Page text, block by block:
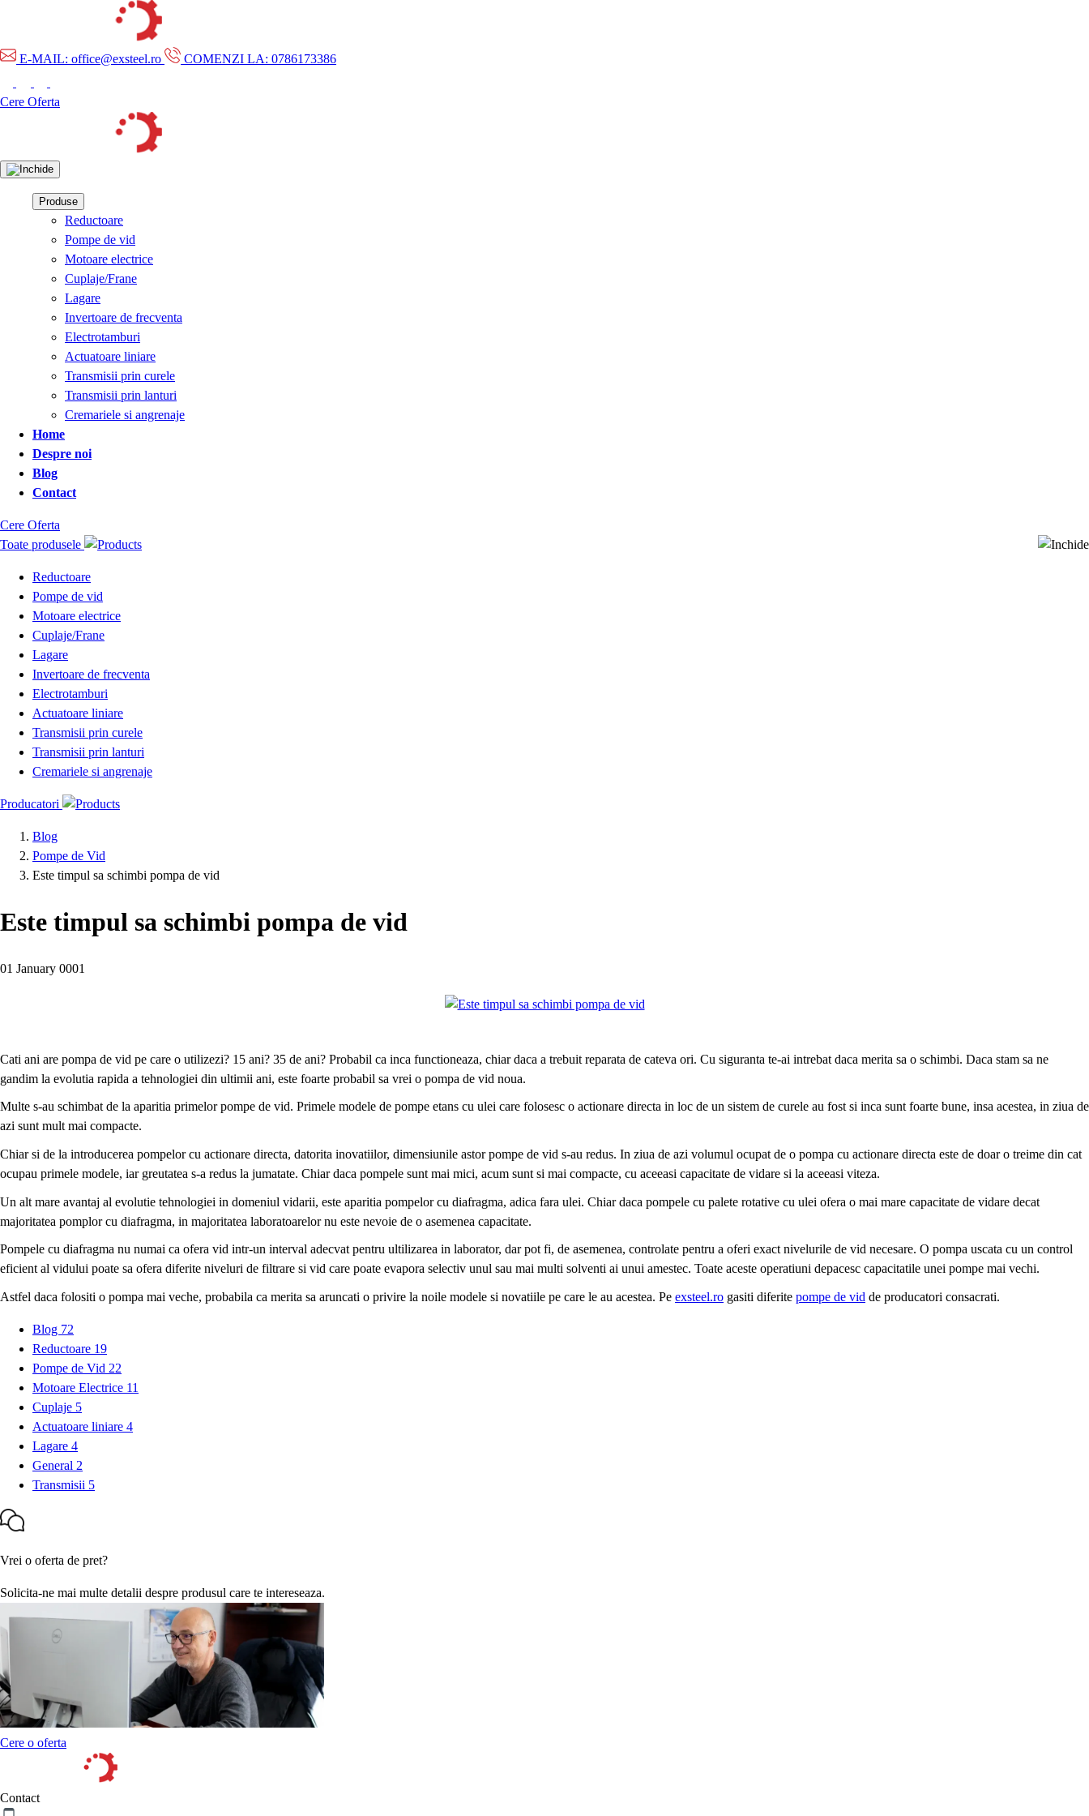
E-MAIL: office@exsteel.ro COMENZI LA: 0786173386
Cere Oferta
Produse
Reductoare
Pompe de vid
Motoare electrice
Cuplaje/Frane
Lagare
Invertoare de frecventa
Electrotamburi
Actuatoare liniare
Transmisii prin curele
Transmisii prin lanturi
Cremariele si angrenaje
Home
Despre noi
Blog
Contact
Cere Oferta
Toate produsele
Reductoare
Pompe de vid
Motoare electrice
Cuplaje/Frane
Lagare
Invertoare de frecventa
Electrotamburi
Actuatoare liniare
Transmisii prin curele
Transmisii prin lanturi
Cremariele si angrenaje
Producatori
Blog
Pompe de Vid
Este timpul sa schimbi pompa de vid
Este timpul sa schimbi pompa de vid
01 January 0001
Cati ani are pompa de vid pe care o utilizezi? 15 ani? 35 de ani? Probabil ca inca functioneaza, chiar daca a trebuit reparata de cateva ori. Cu siguranta te-ai intrebat daca merita sa o schimbi. Daca stam sa ne
gandim la evolutia rapida a tehnologiei din ultimii ani, este foarte probabil sa vrei o pompa de vid noua.
Multe s-au schimbat de la aparitia primelor pompe de vid. Primele modele de pompe etans cu ulei care folosesc o actionare directa in loc de un sistem de curele au fost si inca sunt foarte bune, insa acestea, in ziua de
azi sunt mult mai compacte.
Chiar si de la introducerea pompelor cu actionare directa, datorita inovatiilor, dimensiunile astor pompe de vid s-au redus. In ziua de azi volumul ocupat de o pompa cu actionare directa este de doar o treime din cat
ocupau primele modele, iar greutatea s-a redus la jumatate. Chiar daca pompele sunt mai mici, acum sunt si mai compacte, cu aceeasi capacitate de vidare si la aceeasi viteza.
Un alt mare avantaj al evolutie tehnologiei in domeniul vidarii, este aparitia pompelor cu diafragma, adica fara ulei. Chiar daca pompele cu palete rotative cu ulei ofera o mai mare capacitate de vidare decat
majoritatea pomplor cu diafragma, in majoritatea laboratoarelor nu este nevoie de o asemenea capacitate.
Pompele cu diafragma nu numai ca ofera vid intr-un interval adecvat pentru ultilizarea in laborator, dar pot fi, de asemenea, controlate pentru a oferi exact nivelurile de vid necesare. O pompa uscata cu un control
eficient al vidului poate sa ofera diferite niveluri de filtrare si vid care poate evapora selectiv unul sau mai multi solventi ai unui amestec. Toate aceste operatiuni depacesc capacitatile unei pompe mai vechi.
Astfel daca folositi o pompa mai veche, probabila ca merita sa aruncati o privire la noile modele si novatiile pe care le au acestea. Pe exsteel.ro gasiti diferite pompe de vid de producatori consacrati.
Blog 72
Reductoare 19
Pompe de Vid 22
Motoare Electrice 11
Cuplaje 5
Actuatoare liniare 4
Lagare 4
General 2
Transmisii 5
Vrei o oferta de pret?
Solicita-ne mai multe detalii despre produsul care te intereseaza.
Cere o oferta
Contact